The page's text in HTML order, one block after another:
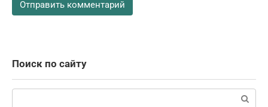
Поиск по сайту
Поиск: